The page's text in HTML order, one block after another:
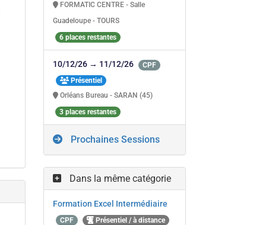
FORMATIC CENTRE - Salle
Guadeloupe - TOURS
6 places restantes
10/12/26 → 11/12/26
CPF
Présentiel
Orléans Bureau - SARAN (45)
3 places restantes
Prochaines Sessions
Dans la même catégorie
Formation Excel Intermédiaire
CPF Présentiel / à distance